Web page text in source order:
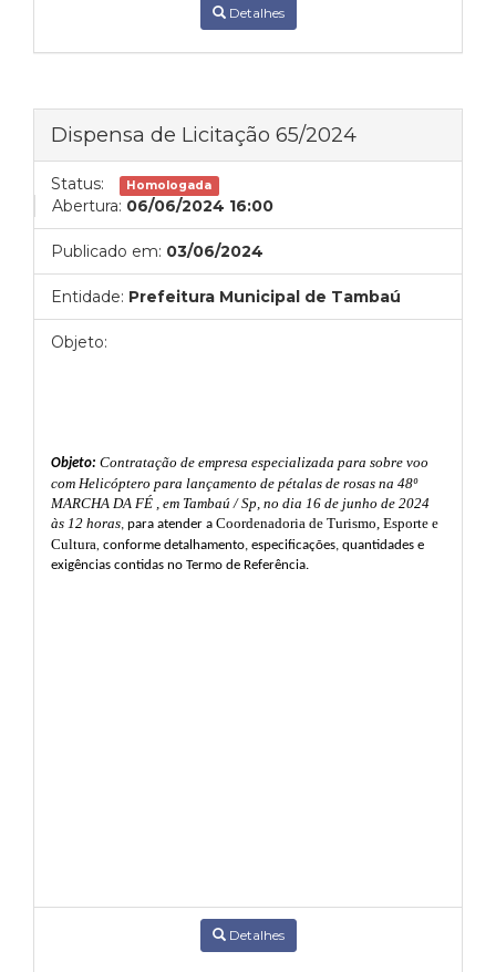
Detalhes
Dispensa de Licitação 65/2024
Status: Homologada
Abertura: 06/06/2024 16:00
Publicado em: 03/06/2024
Entidade: Prefeitura Municipal de Tambaú
Objeto:
Objeto: Contratação de empresa especializada para sobre voo
com Helicóptero para lançamento de pétalas de rosas na 48º
MARCHA DA FÉ , em Tambaú / Sp, no dia 16 de junho de 2024
às 12 horas, para atender a Coordenadoria de Turismo, Esporte e
Cultura, conforme detalhamento, especificações, quantidades e
exigências contidas no Termo de Referência.
Detalhes